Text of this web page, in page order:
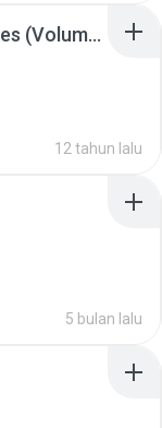
Junior Miss Pageant 1999 Series (Volume I Part I NC 6).7z
12 tahun lalu
5 bulan lalu